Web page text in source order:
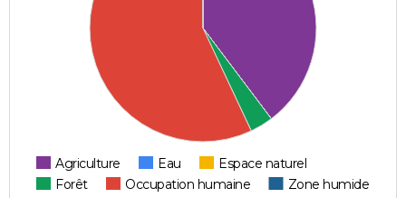
Agriculture Eau
Espace naturel
Forêt
Occupation humaine Zone humide